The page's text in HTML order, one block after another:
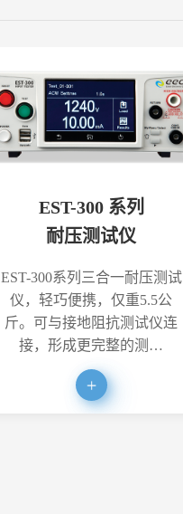
EST-300 系列
耐压测试仪
EST-300系列三合一耐压测试
仪，轻巧便携，仅重5.5公
斤。可与接地阻抗测试仪连
接，形成更完整的测…